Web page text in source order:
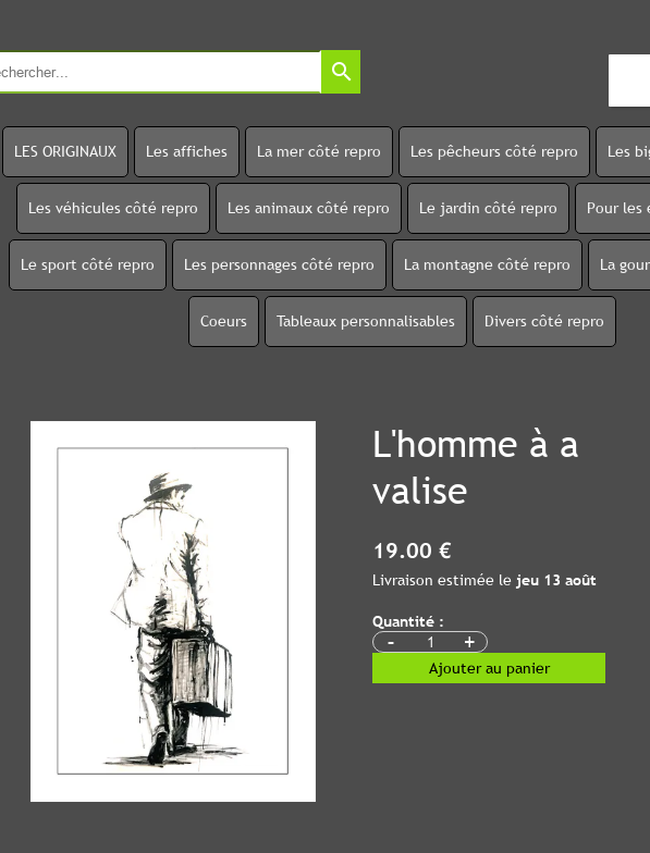
search
LES ORIGINAUX Les affiches La mer côté repro Les pêcheurs côté repro Les
Les véhicules côté repro Les animaux côté repro Le jardin côté repro Pour les
Le sport côté repro Les personnages côté repro La montagne côté repro La
Coeurs Tableaux personnalisables Divers côté repro
L'homme à a
valise
19.00 €
Livraison estimée le jeu 13 août
Quantité :
- +
Ajouter au panier